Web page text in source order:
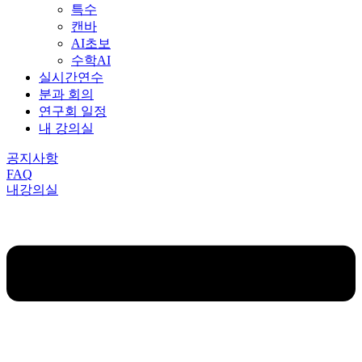
특수
캔바
AI초보
수학AI
실시간연수
분과 회의
연구회 일정
내 강의실
공지사항
FAQ
내강의실